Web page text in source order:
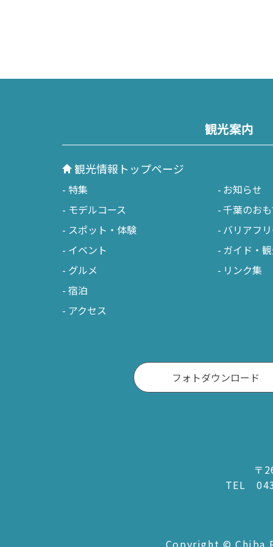
観光案内
観光情報トップページ
特集
モデルコース
スポット・体験
イベント
グルメ
宿泊
アクセス
お知らせ
千葉のお
バリアフ
ガイド・
リンク集
フォトダウンロード
〒
TEL
Copyright © Chiba